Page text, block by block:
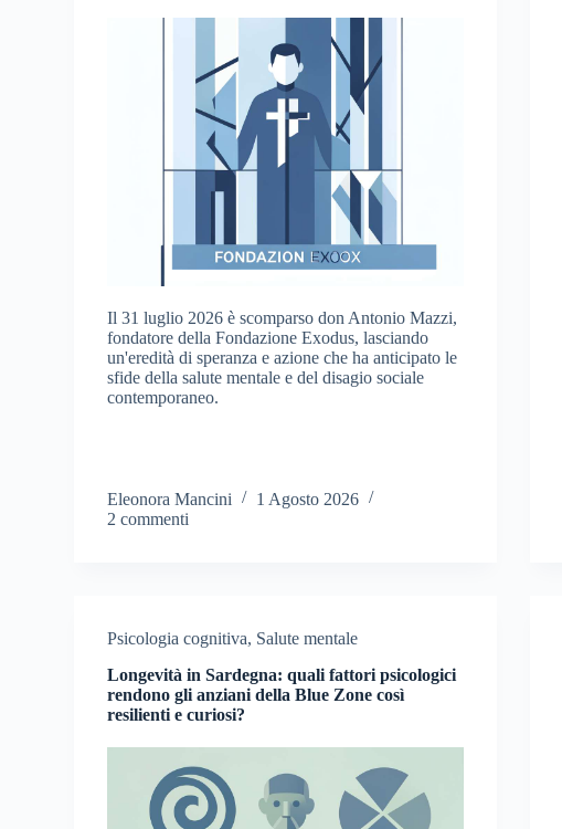
Il 31 luglio 2026 è scomparso don Antonio Mazzi,
fondatore della Fondazione Exodus, lasciando
un'eredità di speranza e azione che ha anticipato le
sfide della salute mentale e del disagio sociale
contemporaneo.
Eleonora Mancini
1 Agosto 2026
2 commenti
Psicologia cognitiva, Salute mentale
Longevità in Sardegna: quali fattori psicologici
rendono gli anziani della Blue Zone così
resilienti e curiosi?